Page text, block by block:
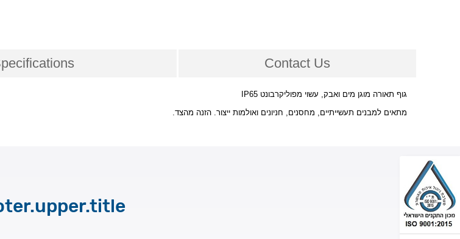
Contact Us
גוף תאורה מוגן מים ואבק, עשוי מפוליקרבונט IP65
מתאים למבנים תעשייתיים, מחסנים, חניונים ואולמות ייצור. הזנה מהצד.